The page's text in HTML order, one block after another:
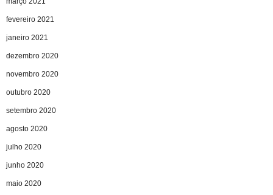
fevereiro 2021
janeiro 2021
dezembro 2020
novembro 2020
outubro 2020
setembro 2020
agosto 2020
julho 2020
junho 2020
maio 2020